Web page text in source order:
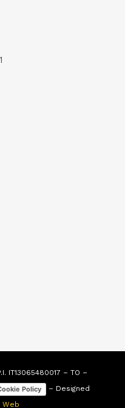
IT13065480017 – TO –
Policy
– Designed
Web